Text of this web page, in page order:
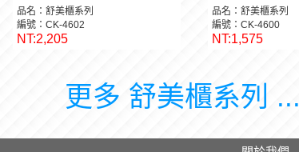
品名：舒美櫃系列
編號：CK-4602
NT:2,205
品名：舒美櫃系列
編號：CK-4600
NT:1,575
更多 舒美櫃系列 ...